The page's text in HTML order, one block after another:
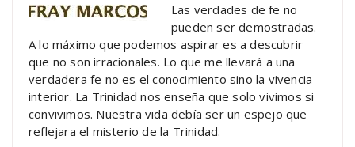
Las verdades de fe no
pueden ser demostradas.
A lo máximo que podemos aspirar es a descubrir
que no son irracionales. Lo que me llevará a una
verdadera fe no es el conocimiento sino la vivencia
interior. La Trinidad nos enseña que solo vivimos si
convivimos. Nuestra vida debía ser un espejo que
reflejara el misterio de la Trinidad.